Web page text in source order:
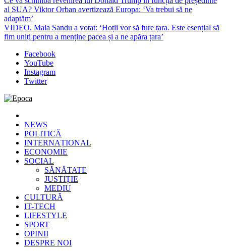
al SUA? Viktor Orban avertizează Europa: ‘Va trebui să ne
adaptăm’
VIDEO. Maia Sandu a votat: ‘Hoții vor să fure țara. Este esențial să
fim uniți pentru a menține pacea și a ne apăra țara’
Facebook
YouTube
Instagram
Twitter
Epoca
Cele mai noi știri online din România
NEWS
POLITICĂ
INTERNAȚIONAL
ECONOMIE
SOCIAL
SĂNĂTATE
JUSTIȚIE
MEDIU
CULTURĂ
IT-TECH
LIFESTYLE
SPORT
OPINII
DESPRE NOI